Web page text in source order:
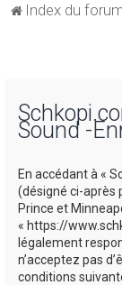
Index du forum
Sound -
En accédant à «
(désigné ci-après
Prince et
« https://
légalement
n’acceptez pas
conditions